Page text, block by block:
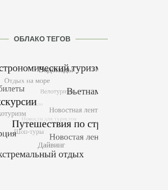
ОБЛАКО ТЕГОВ